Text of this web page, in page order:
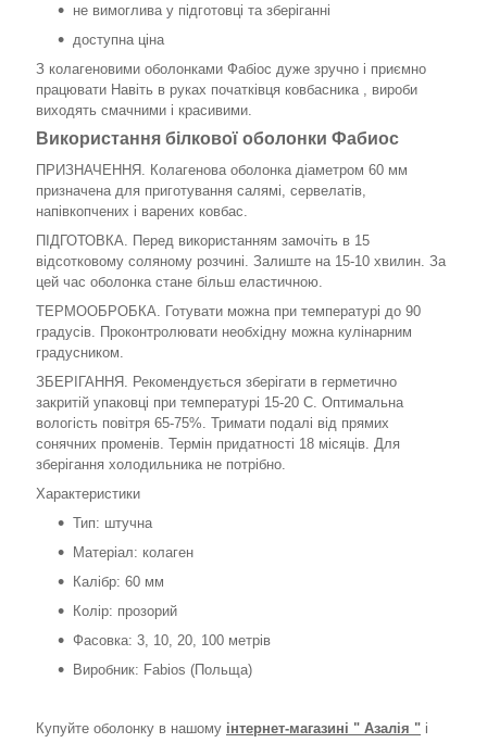
не вимоглива у підготовці та зберіганні
доступна ціна
З колагеновими оболонками Фабіос дуже зручно і приємно
працювати Навіть в руках початківця ковбасника , вироби
виходять смачними і красивими.
Використання білкової оболонки Фабиос
ПРИЗНАЧЕННЯ. Колагенова оболонка діаметром 60 мм
призначена для приготування салямі, сервелатів,
напівкопчених і варених ковбас.
ПІДГОТОВКА. Перед використанням замочіть в 15
відсотковому соляному розчині. Залиште на 15-10 хвилин. За
цей час оболонка стане більш еластичною.
ТЕРМООБРОБКА. Готувати можна при температурі до 90
градусів. Проконтролювати необхідну можна кулінарним
градусником.
ЗБЕРІГАННЯ. Рекомендується зберігати в герметично
закритій упаковці при температурі 15-20 С. Оптимальна
вологість повітря 65-75%. Тримати подалі від прямих
сонячних променів. Термін придатності 18 місяців. Для
зберігання холодильника не потрібно.
Характеристики
Тип: штучна
Матеріал: колаген
Калібр: 60 мм
Колір: прозорий
Фасовка: 3, 10, 20, 100 метрів
Виробник: Fabios (Польща)
Купуйте оболонку в нашому інтернет-магазині " Азалія " і